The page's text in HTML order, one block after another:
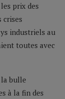
prix des
crises
industriels au
toutes avec
la bulle
à la fin des